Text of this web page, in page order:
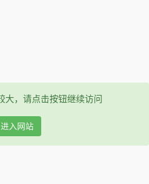
大，请点击按钮继续访问